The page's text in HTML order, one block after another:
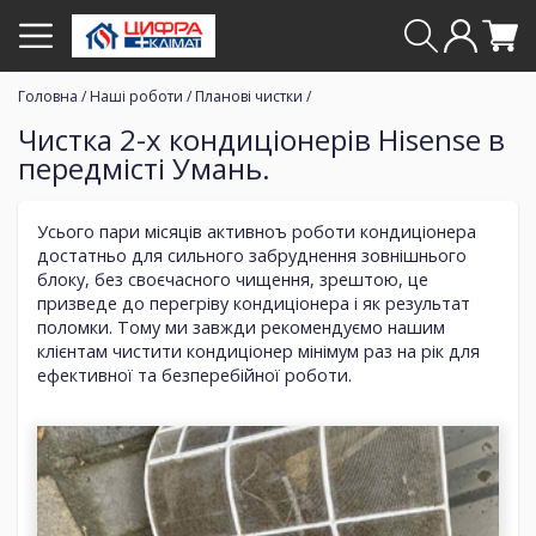
Головна / Наші роботи / Планові чистки /
Чистка 2-х кондиціонерів Hisense в
передмісті Умань.
Усього пари місяців активноъ роботи кондиціонера
достатньо для сильного забруднення зовнішнього
блоку, без своєчасного чищення, зрештою, це
призведе до перегріву кондиціонера і як результат
поломки. Тому ми завжди рекомендуємо нашим
клієнтам чистити кондиціонер мінімум раз на рік для
ефективної та безперебійної роботи.